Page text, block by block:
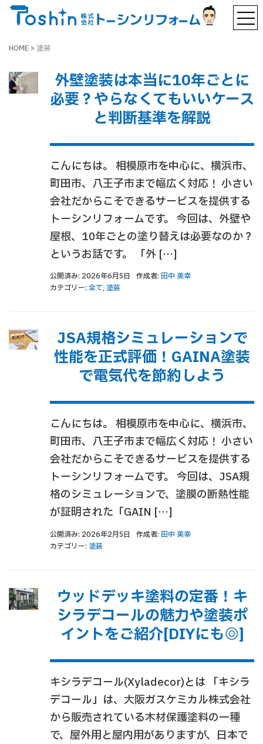
HOME > 塗装
外壁塗装は本当に10年ごとに
必要？やらなくてもいいケース
と判断基準を解説
こんにちは。 相模原市を中心に、横浜市、
町田市、八王子市まで幅広く対応！ 小さい
会社だからこそできるサービスを提供する
トーシンリフォームです。 今回は、外壁や
屋根、10年ごとの塗り替えは必要なのか？
というお話です。 「外 […]
公開済み: 2026年6月5日 作成者: 田中 美幸
カテゴリー: 全て, 塗装
JSA規格シミュレーションで
性能を正式評価！GAINA塗装
で電気代を節約しよう
こんにちは。 相模原市を中心に、横浜市、
町田市、八王子市まで幅広く対応！ 小さい
会社だからこそできるサービスを提供する
トーシンリフォームです。 今回は、JSA規
格のシミュレーションで、塗膜の断熱性能
が証明された「GAIN […]
公開済み: 2026年2月5日 作成者: 田中 美幸
カテゴリー: 塗装
ウッドデッキ塗料の定番！キ
シラデコールの魅力や塗装ポ
イントをご紹介[DIYにも◎]
キシラデコール(Xyladecor)とは 「キシラ
デコール」は、大阪ガスケミカル株式会社
から販売されている木材保護塗料の一種
で、屋外用と屋内用がありますが、日本で